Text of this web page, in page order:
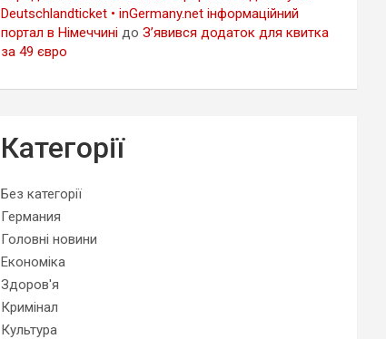
Deutschlandticket • inGermany.net інформаційний
портал в Німеччині доЗ’явився додаток для квитка
за 49 євро
Категорії
Без категорії
Германия
Головні новини
Економіка
Здоров'я
Кримінал
Культура